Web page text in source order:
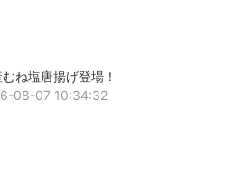
ね塩唐揚げ登場！
08-07 10:34:32